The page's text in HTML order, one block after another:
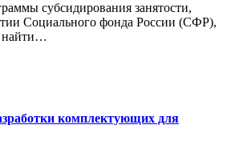
субсидирования занятости,
Социального фонда России (СФР),
найти…
комплектующих для